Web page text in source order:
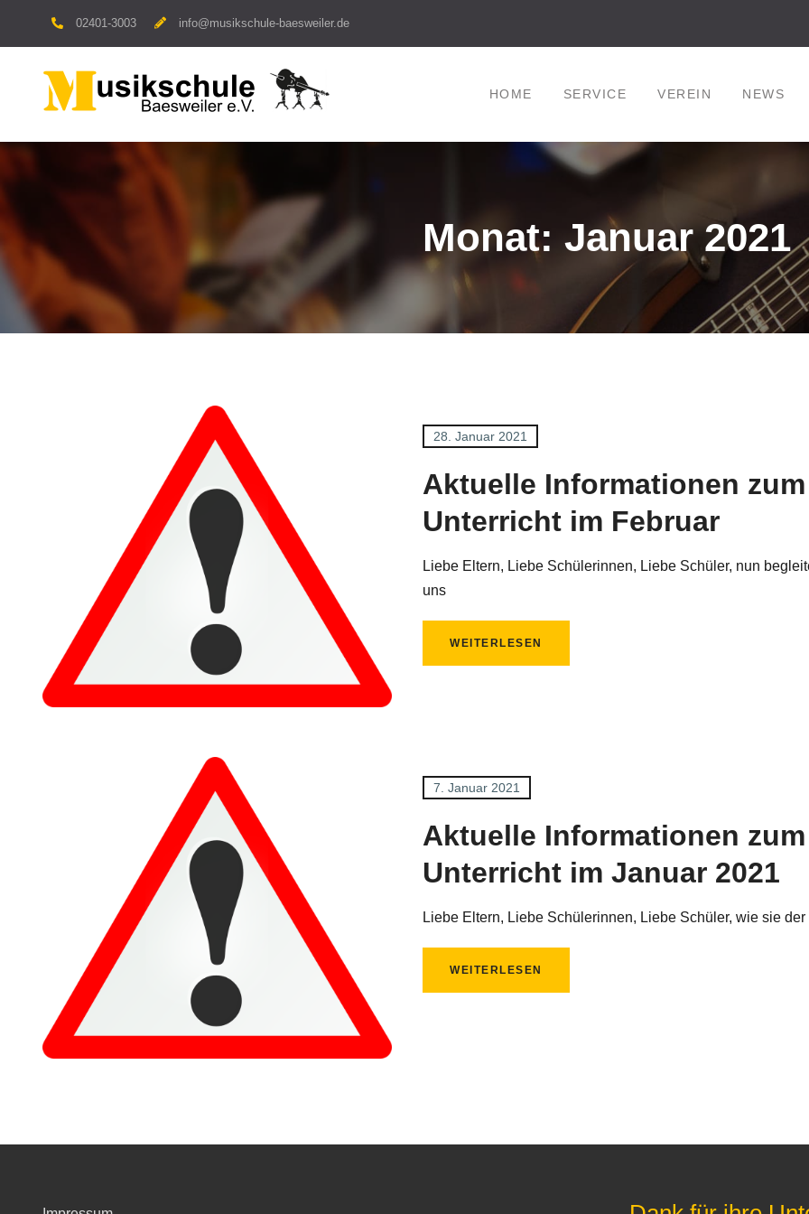
02401-3003 info@musikschule-baesweiler.de
HOME SERVICE VEREIN NEWS
Monat: Januar 2021
28. Januar 2021
Aktuelle Informationen zum
Unterricht im Februar
Liebe Eltern, Liebe Schülerinnen, Liebe Schüler, nun
uns
WEITERLESEN
7. Januar 2021
Aktuelle Informationen zum
Unterricht im Januar 2021
Liebe Eltern, Liebe Schülerinnen, Liebe Schüler, wie sie der
WEITERLESEN